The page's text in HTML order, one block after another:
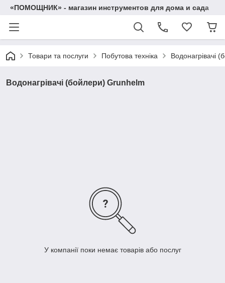
«ПОМОЩНИК» - магазин инструментов для дома и сада
Товари та послуги Побутова техніка Водонагрівачі
Водонагрівачі (бойлери) Grunhelm
У компанії поки немає товарів або послуг